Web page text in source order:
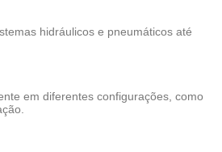
hidráulicos e pneumáticos até
em diferentes configurações, como